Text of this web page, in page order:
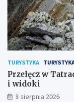
TURYSTYKA
Przełęcz w
i widoki
8 sierpnia 2026